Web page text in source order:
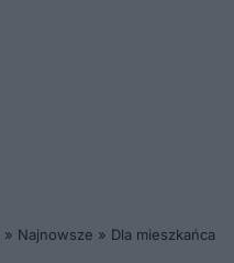
» Najnowsze » Dla mieszkańca